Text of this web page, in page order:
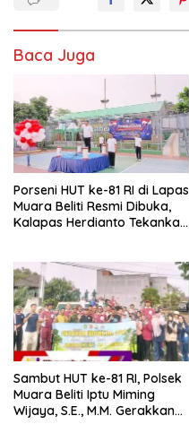
Baca Juga
Porseni HUT ke-81 RI di Lapas
Muara Beliti Resmi Dibuka,
Kalapas Herdianto Tekankan
Sambut HUT ke-81 RI, Polsek
Muara Beliti Iptu Miming
Wijaya, S.E., M.M. Gerakkan